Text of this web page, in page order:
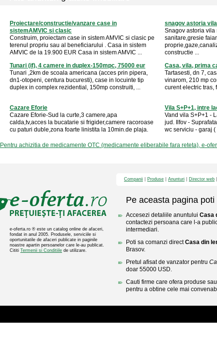
Proiectare/constructie/vanzare case in
sistemAMVIC si clasic
Construim, proiectam case in sistem AMVIC si clasic pe
terenul propriu sau al beneficiarului . Casa in sistem
AMVIC de la 19.900 EUR Casa in sistem AMVIC ...
snagov astoria vila
Snagov astoria vila
sanitare,gresie
constructie ...
Tunari (if), 4 camere in duplex-150mpc, 75000 eur
Tunari ,2km de scoala americana (acces prin pipera,
dn1-otopeni, centura bucuresti), case in locuinte tip
duplex in complex rezidential, 150mp construiti, ...
Casa, vila, prima
Tartasesti, dn 7,
vinarom, 210 mp
curent electric tras,
Cazare Eforie
Cazare Eforie-Sud la curte,3 camere,apa
calda,tv,acces la bucatarie si frigider,camere racoroase
cu paturi duble,zona foarte linistita la 10min.de plaja.
Vila S+P+1, intre
Vand vila S+P+1 -
jud. Ilfov -
wc serviciu - garaj (
Pentru achizitia de medicamente OTC (medicamente eliberabile fara reteta), e-
e-oferta.ro ® este un catalog online de afaceri,
fondat in anul 2005. Produsele, serviciile si
oportunitatile de afaceri publicate in paginile
noastre apartin persoanelor care le-au publicat.
Cititi Termenii si Conditiile de utilizare.
Companii Produse Anunturi Director web
Pe aceasta pagina poti
Accesezi detaliile anuntului Casa
contactezi persoana care l-a
intermediari.
Poti sa comanzi directCasa din
Brasov.
Pretul afisat de vanzator pentru
doar 55000 USD.
Cauti firme care ofera produse
pentru a obtine cele mai